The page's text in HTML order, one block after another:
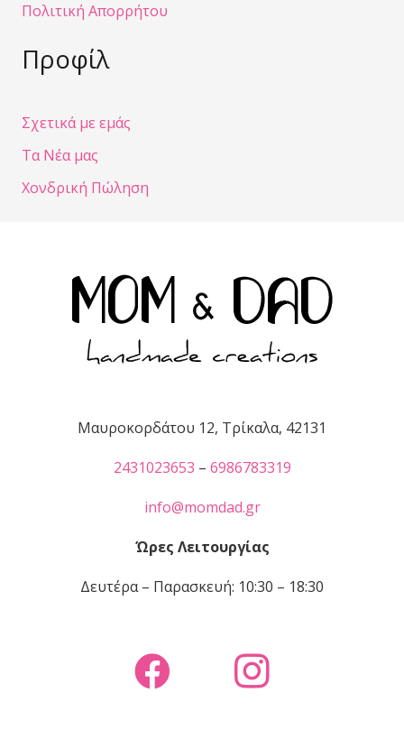
Πολιτική Απορρήτου
Προφίλ
Σχετικά με εμάς
Τα Νέα μας
Χονδρική Πώληση
Μαυροκορδάτου 12, Τρίκαλα, 42131
2431023653 – 6986783319
info@momdad.gr
Ώρες Λειτουργίας
Δευτέρα – Παρασκευή: 10:30 – 18:30